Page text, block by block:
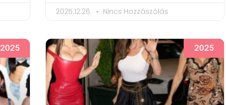
2025.12.26. Nincs Hozzászólás
2025 2025